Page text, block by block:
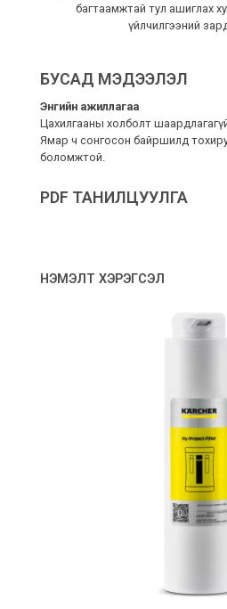
багтаамжтай тул ашиглах
үйлчилгээний
БУСАД МЭДЭЭЛЭЛ
Энгийн ажиллагаа
Цахилгааны холболт
Ямар ч сонгосон байршилд
боломжтой.
PDF ТАНИЛЦУУЛГА
НЭМЭЛТ ХЭРЭГСЭЛ